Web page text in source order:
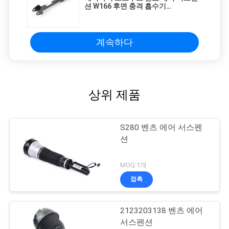
션 W166 후면 충격 흡수기
계속하다
상위 제품
S280 벤츠 에어 서스펜
션
MOQ:1개
접촉
2123203138 벤츠 에어
서스펜션